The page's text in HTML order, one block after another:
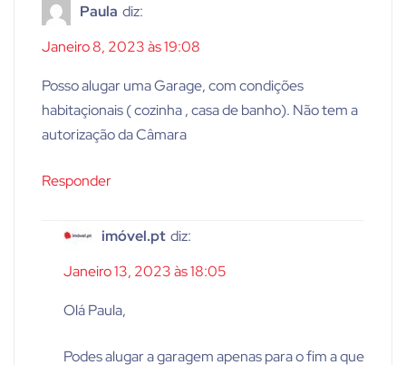
Paula diz:
Janeiro 8, 2023 às 19:08
Posso alugar uma Garage, com condições
habitaçionais ( cozinha , casa de banho). Não tem a
autorização da Câmara
Responder
imóvel.pt diz:
Janeiro 13, 2023 às 18:05
Olá Paula,
Podes alugar a garagem apenas para o fim a que